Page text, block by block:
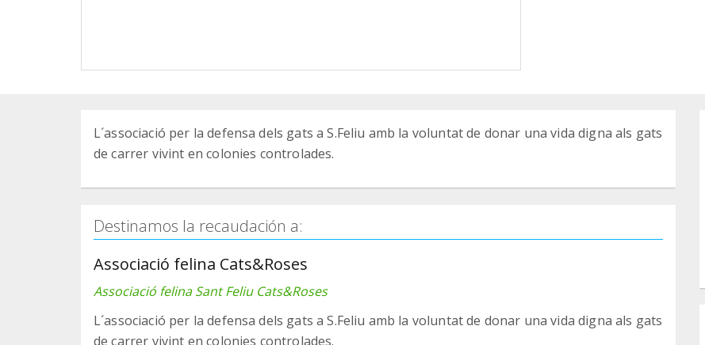
L´associació per la defensa dels gats a S.Feliu amb la voluntat de donar una vida digna als gats
de carrer vivint en colonies controlades.
Destinamos la recaudación a:
Associació felina Cats&Roses
Associació felina Sant Feliu Cats&Roses
L´associació per la defensa dels gats a S.Feliu amb la voluntat de donar una vida digna als gats
de carrer vivint en colonies controlades.